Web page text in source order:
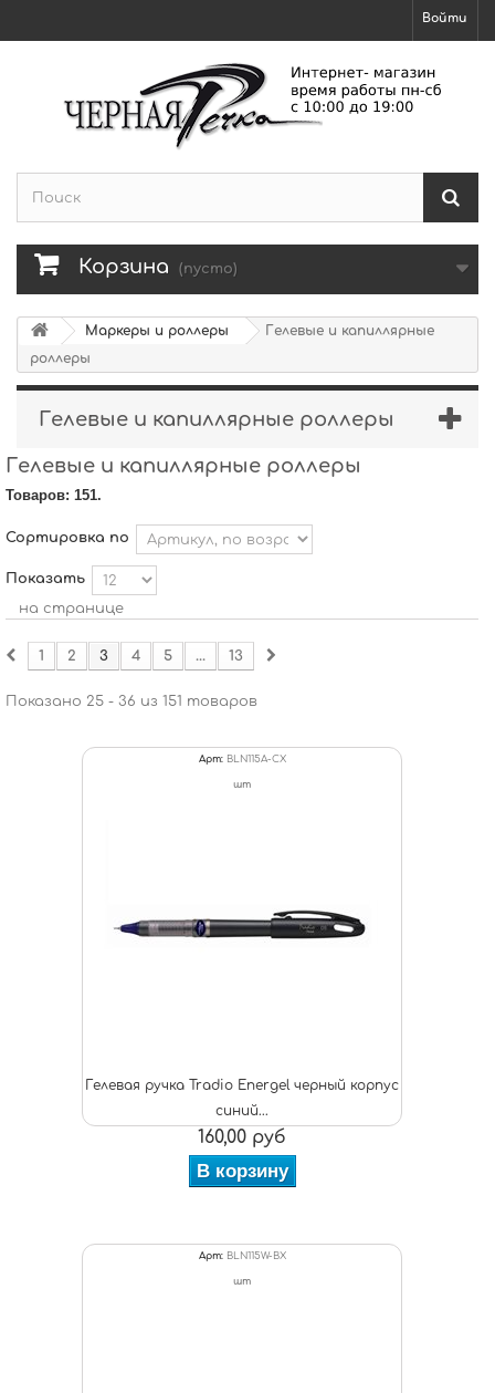
Войти
Корзина (пусто)
Маркеры и роллеры
Гелевые и капиллярные
роллеры
Гелевые и капиллярные роллеры
Гелевые и капиллярные роллеры
Товаров: 151.
Сортировка по
Показать
на странице
1 2 3 4 5 ... 13
Показано 25 - 36 из 151 товаров
Арт: BLN115A-CX
шт
Гелевая ручка Tradio Energel черный корпус
синий...
160,00 руб
В корзину
Арт: BLN115W-BX
шт